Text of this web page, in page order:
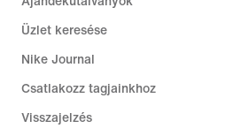
Üzlet keresése
Nike Journal
Csatlakozz tagjainkhoz
Visszajelzés